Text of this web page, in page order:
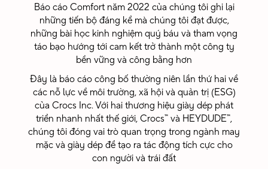
nghiệp trên
toàn cầu
thông qua
Kudos! Points.
Bạn có thể sử
dụng
Kudos!Points
để đổi nhiều
quà tặng và
trải nghiệm
khác nhau.
Báo cáo Comfort năm 2022 của chúng tôi ghi lại
những tiến bộ đáng kể mà chúng tôi đạt được,
những bài học kinh nghiệm quý báu và tham vọng
táo bạo hướng tới cam kết trở thành một công ty
bền vững và công bằng hơn
Đây là báo cáo công bố thường niên lần thứ hai về
các nỗ lực về môi trường, xã hội và quản trị (ESG)
của Crocs Inc. Với hai thương hiệu giày dép phát
triển nhanh nhất thế giới, Crocs™ và HEYDUDE™,
chúng tôi đóng vai trò quan trọng trong ngành may
mặc và giày dép để tạo ra tác động tích cực cho
con người và trái đất